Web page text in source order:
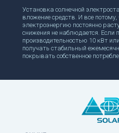
Установка солнечной
вложение средств. И все
электроэнергию постоянно
снижения не наблюдается. Если
производительностью 10 кВт
получать стабильный
покрывать собственное
электроэнергию в сеть по
Чтобы станция могла работать,